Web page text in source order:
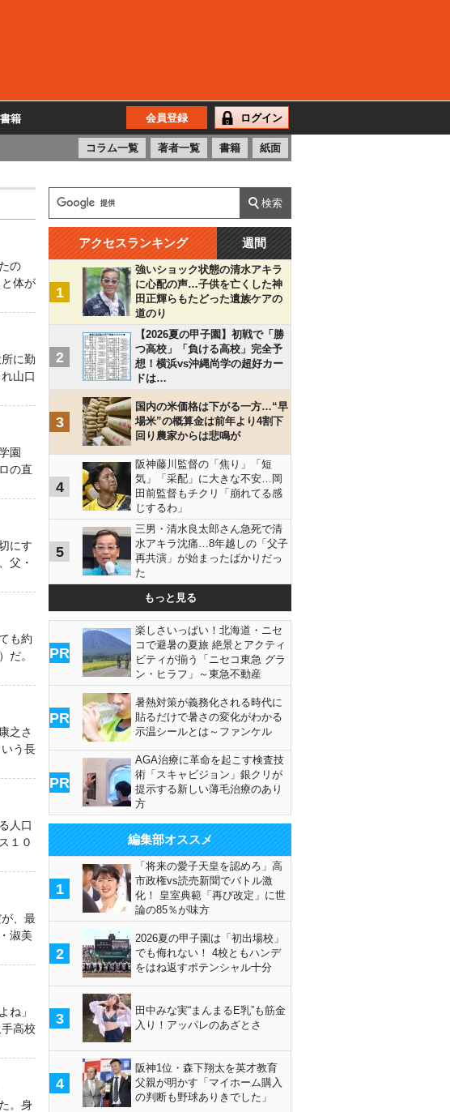
書籍 会員登録 ログイン
コラム一覧 著者一覧 書籍 紙面
の
体が
に勤
山口
園
の直
にす
父・
も約
だ。
之さ
う長
人口
１０
、最
淑美
ね」
高校
。身
アクセスランキング 週間
1
強いショック状態の清水アキラ
に心配の声…子供を亡くした神
田正輝らもたどった遺族ケアの
道のり
2
【2026夏の甲子園】初戦で「勝
つ高校」「負ける高校」完全予
想！横浜vs沖縄尚学の超好カー
ドは…
3
国内の米価格は下がる一方…“早
場米”の概算金は前年より4割下
回り農家からは悲鳴が
4
阪神藤川監督の「焦り」「短
気」「采配」に大きな不安…岡
田前監督もチクリ「崩れてる感
じするわ」
5
三男・清水良太郎さん急死で清
水アキラ沈痛…8年越しの「父子
再共演」が始まったばかりだっ
た
もっと見る
PR
楽しさいっぱい！北海道・ニセ
コで避暑の夏旅 絶景とアクティ
ビティが揃う「ニセコ東急 グラ
ン・ヒラフ」～東急不動産
PR
暑熱対策が義務化される時代に
貼るだけで暑さの変化がわかる
示温シールとは～ファンケル
PR
AGA治療に革命を起こす検査技
術「スキャビジョン」銀クリが
提示する新しい薄毛治療のあり
方
編集部オススメ
1
「将来の愛子天皇を認めろ」高
市政権vs読売新聞でバトル激
化！ 皇室典範「再び改定」に世
論の85％が味方
2
2026夏の甲子園は「初出場校」
でも侮れない！ 4校ともハンデ
をはね返すポテンシャル十分
3
田中みな実“まんまるE乳”も筋金
入り！アッパレのあざとさ
4
阪神1位・森下翔太を英才教育
父親が明かす「マイホーム購入
の判断も野球ありきでした」